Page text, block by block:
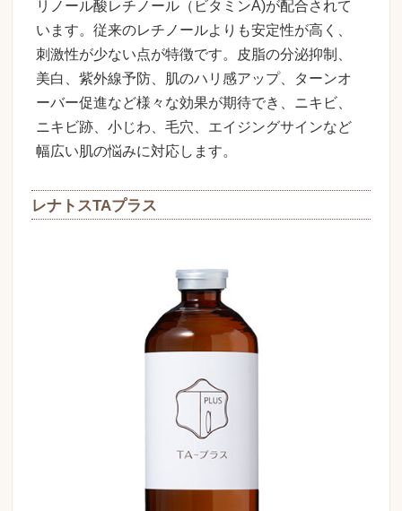
リノール酸レチノール（ビタミンA)が配合されて
います。従来のレチノールよりも安定性が高く、
刺激性が少ない点が特徴です。皮脂の分泌抑制、
美白、紫外線予防、肌のハリ感アップ、ターンオ
ーバー促進など様々な効果が期待でき、ニキビ、
ニキビ跡、小じわ、毛穴、エイジングサインなど
幅広い肌の悩みに対応します。
レナトスTAプラス